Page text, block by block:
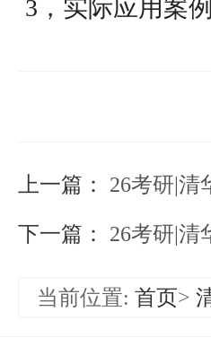
3，实际应用案
这本书适合那
生掌握该领域的
《模式识别：
上一篇： 26考研|清
下一篇： 26考研|清
当前位置: 首页>